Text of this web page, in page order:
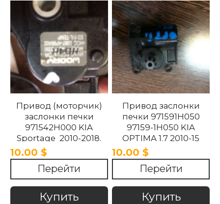
Привод (моторчик)
заслонки печки
971542H000 KIA
Sportage 2010-2018.
10.00 $
Перейти
Купить
Привод заслонки
печки 971591H050
97159-1H050 KIA
OPTIMA 1.7 2010-15
10.00 $
Перейти
Купить